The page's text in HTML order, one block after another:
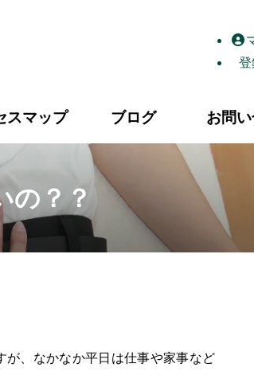
院｜高松市屋島の自律神経整体・産後骨
スマップ ブログ お問
の？？
、なかなか平日は仕事や家事など